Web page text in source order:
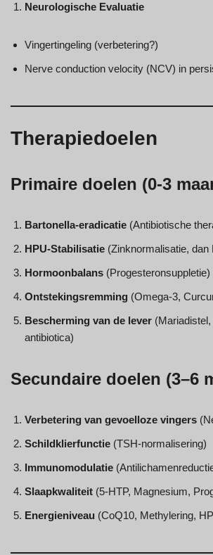
Neurologische Evaluatie
Vingertingeling (verbetering?)
Nerve conduction velocity (NCV) in
Therapiedoelen
Primaire doelen (0-3
Bartonella-eradicatie (Antibiotische
HPU-Stabilisatie (Zinknormalisatie, dan
Hormoonbalans (Progesteronsuppletie)
Ontstekingsremming (Omega-3,
Bescherming van de lever
antibiotica)
Secundaire doelen (3–6
Verbetering van gevoelloze vingers
Schildklierfunctie (TSH-normalisering)
Immunomodulatie
Slaapkwaliteit (5-HTP, Magnesium,
Energieniveau (CoQ10, Methylering,